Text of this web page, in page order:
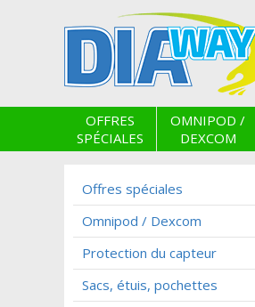
OFFRES
SPÉCIALES
OMNIPOD /
DEXCOM
Offres spéciales
Omnipod / Dexcom
Protection du capteur
Sacs, étuis, pochettes